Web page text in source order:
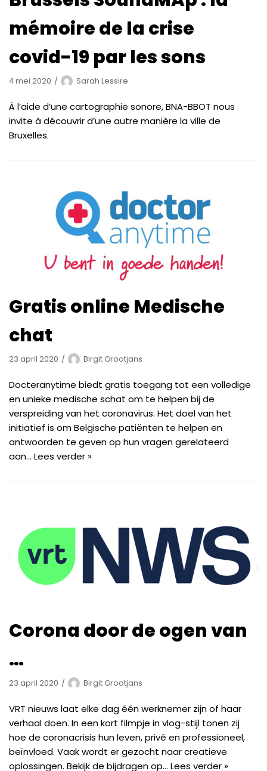
mémoire de la crise
covid-19 par les sons
4 mei 2020 Sarah Lessire
À l’aide d’une cartographie sonore, BNA-BBOT nous
invite à découvrir d’une autre manière la ville de
Bruxelles.
Gratis online Medische
chat
23 april 2020 Birgit Grootjans
Docteranytime biedt gratis toegang tot een volledige
en unieke medische schat om te helpen bij de
verspreiding van het coronavirus. Het doel van het
initiatief is om Belgische patiënten te helpen en
antwoorden te geven op hun vragen gerelateerd
aan… Lees verder »
Corona door de ogen van
…
23 april 2020 Birgit Grootjans
VRT nieuws laat elke dag één werknemer zijn of haar
verhaal doen. In een kort filmpje in vlog-stijl tonen zij
hoe de coronacrisis hun leven, privé en professioneel,
beïnvloed. Vaak wordt er gezocht naar creatieve
oplossingen. Bekijk de bijdragen op… Lees verder »